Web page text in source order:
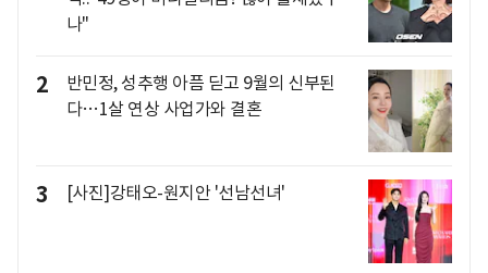
나"
2
반민정, 성추행 아픔 딛고 9월의 신부된
다…1살 연상 사업가와 결혼
3 [사진]강태오-원지안 '선남선녀'